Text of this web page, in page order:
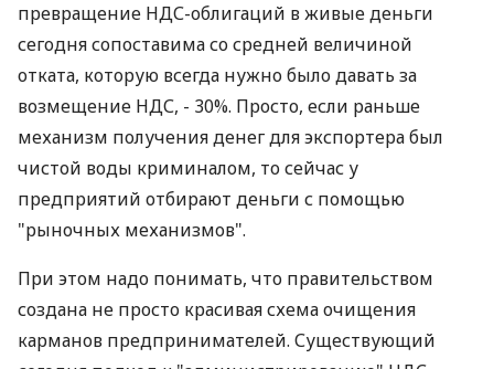
превращение НДС-облигаций в живые деньги
сегодня сопоставима со средней величиной
отката, которую всегда нужно было давать за
возмещение НДС, - 30%. Просто, если раньше
механизм получения денег для экспортера был
чистой воды криминалом, то сейчас у
предприятий отбирают деньги с помощью
"рыночных механизмов".
При этом надо понимать, что правительством
создана не просто красивая схема очищения
карманов предпринимателей. Существующий